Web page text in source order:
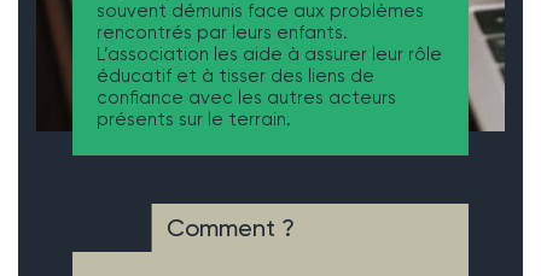
souvent démunis face aux problèmes
rencontrés par leurs enfants.
L’association les aide à assurer leur rôle
éducatif et à tisser des liens de
confiance avec les autres acteurs
présents sur le terrain.
Comment ?